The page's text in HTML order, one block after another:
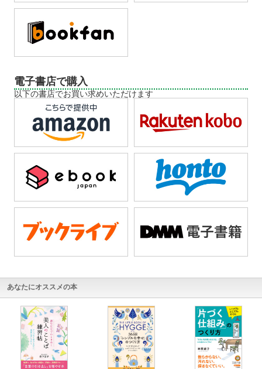
電子書店で購入
以下の書店でお買い求めいただけます
あなたにオススメの本